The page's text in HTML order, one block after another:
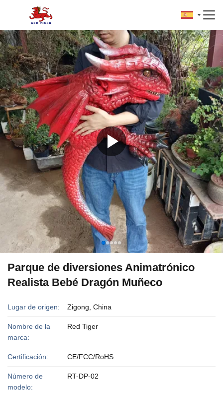
Parque de diversiones Animatrónico
Realista Bebé Dragón Muñeco
Lugar de origen: Zigong, China
Nombre de la
marca:
Red Tiger
Certificación: CE/FCC/RoHS
Número de
modelo:
RT-DP-02